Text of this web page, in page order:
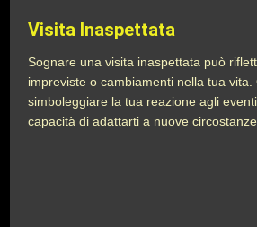
Visita Inaspettata
Sognare una visita inaspettata può
impreviste o cambiamenti nella tua
simboleggiare la tua reazione agli
capacità di adattarti a nuove circostanze.